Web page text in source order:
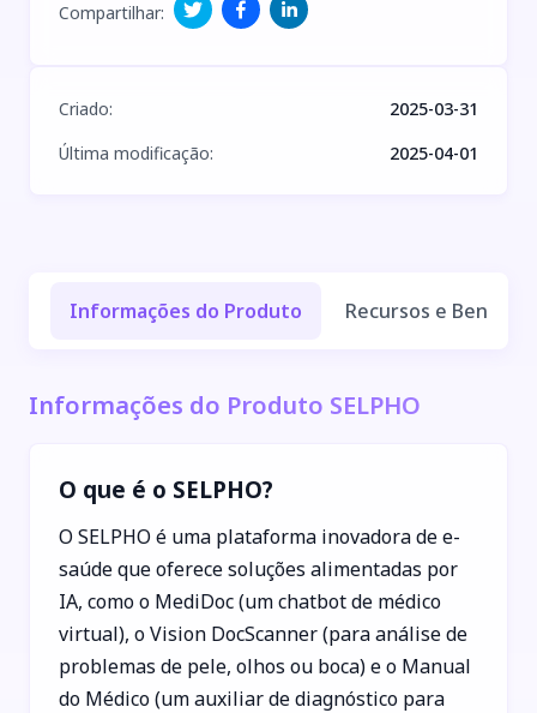
Compartilhar:
Criado:
2025-03-31
Última modificação: 2025-04-01
Informações do Produto Recursos e
Informações do Produto SELPHO
O que é o SELPHO?
O SELPHO é uma plataforma inovadora de e-
saúde que oferece soluções alimentadas por
IA, como o MediDoc (um chatbot de médico
virtual), o Vision DocScanner (para análise de
problemas de pele, olhos ou boca) e o Manual
do Médico (um auxiliar de diagnóstico para